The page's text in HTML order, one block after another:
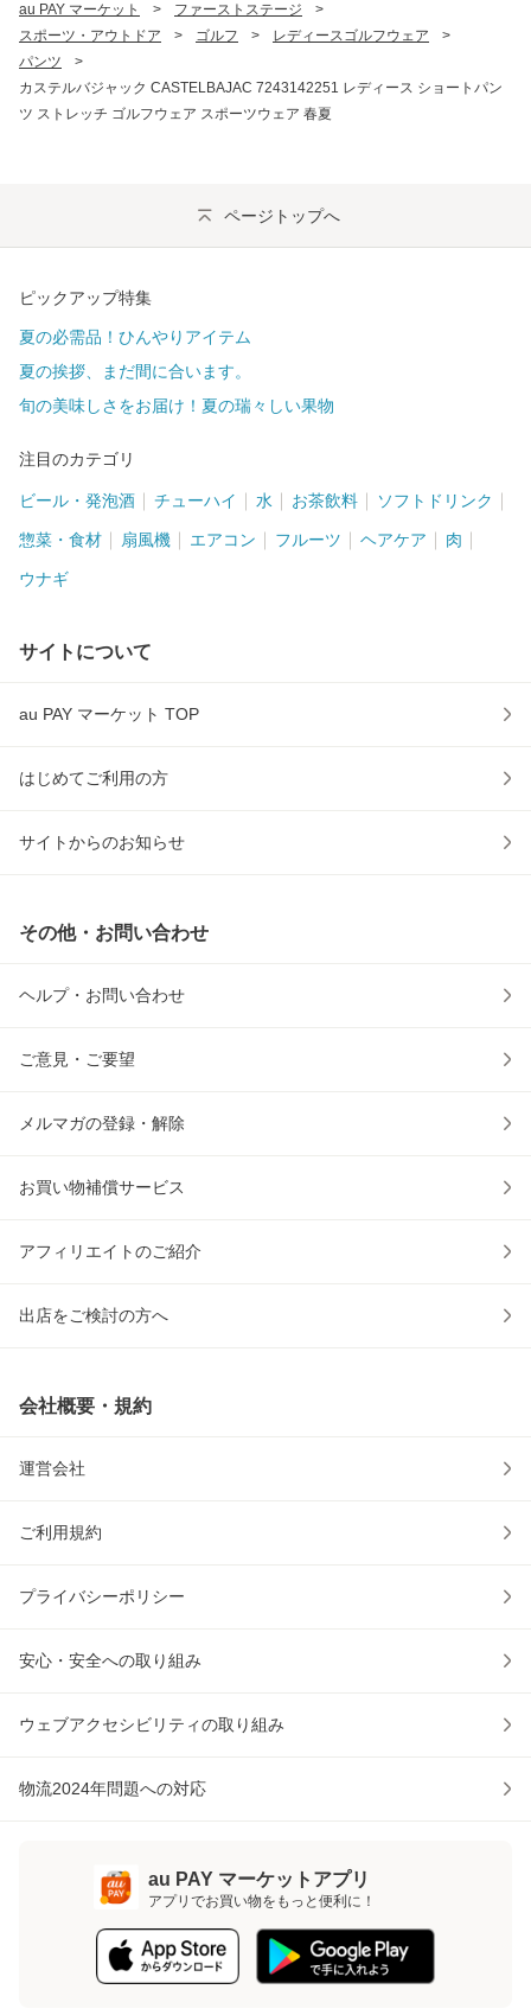
au PAY マーケット > ファーストステージ
>
スポーツ・アウトドア
> ゴルフ > レディースゴルフウェア
>
パンツ
>
カステルバジャック CASTELBAJAC 7243142251 レディース ショートパン
ツ ストレッチ ゴルフウェア スポーツウェア 春夏
ページトップへ
ピックアップ特集
夏の必需品！ひんやりアイテム
夏の挨拶、まだ間に合います。
旬の美味しさをお届け！夏の瑞々しい果物
注目のカテゴリ
ビール・発泡酒 チューハイ 水 お茶飲料 ソフトドリンク
惣菜・食材 扇風機 エアコン フルーツ ヘアケア 肉
ウナギ
サイトについて
au PAY マーケット TOP
はじめてご利用の方
サイトからのお知らせ
その他・お問い合わせ
ヘルプ・お問い合わせ
ご意見・ご要望
メルマガの登録・解除
お買い物補償サービス
アフィリエイトのご紹介
出店をご検討の方へ
会社概要・規約
運営会社
ご利用規約
プライバシーポリシー
安心・安全への取り組み
ウェブアクセシビリティの取り組み
物流2024年問題への対応
au PAY マーケットアプリ
アプリでお買い物をもっと便利に！